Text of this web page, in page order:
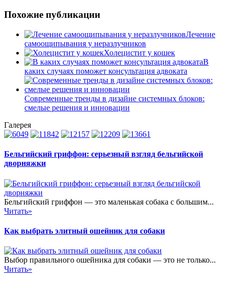
Похожие публикации
Лечение
самоощипывания у неразлучников
Холецистит у кошек
В
каких случаях поможет консультация адвоката
Современные тренды в дизайне системных блоков:
смелые решения и инновации
Галерея
Бельгийский гриффон: серьезный взгляд бельгийской
дворняжки
Бельгийский гриффон — это маленькая собака с большим...
Читать»
Как выбрать элитный ошейник для собаки
Выбор правильного ошейника для собаки — это не только...
Читать»